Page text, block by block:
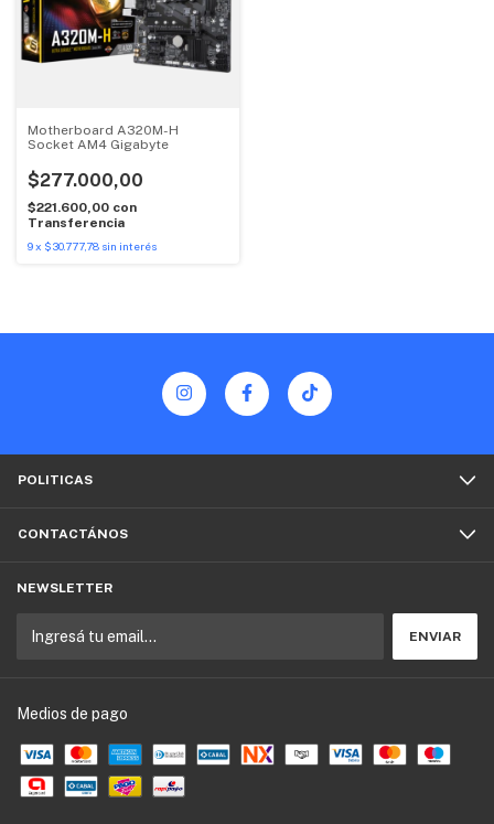
Motherboard A320M-H
Socket AM4 Gigabyte
$277.000,00
$221.600,00 con
Transferencia
9x $30.777,78 sin interés
POLITICAS
CONTACTÁNOS
NEWSLETTER
Medios de pago